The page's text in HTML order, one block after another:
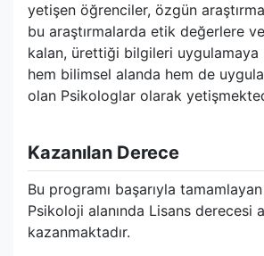
yetişen öğrenciler, özgün
bu araştırmalarda etik değerlere
kalan, ürettiği bilgileri uygulamaya
hem bilimsel alanda hem de
olan Psikologlar olarak
Kazanılan Derece
Bu programı başarıyla
Psikoloji alanında Lisans derecesi
kazanmaktadır.